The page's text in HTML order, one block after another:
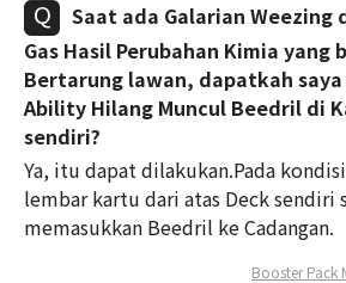
Saat ada Galarian Weezing
Gas Hasil Perubahan Kimia yang
Bertarung lawan, dapatkah
Ability Hilang Muncul Beedril di
sendiri?
Ya, itu dapat dilakukan.Pada
lembar kartu dari atas Deck sendiri
memasukkan Beedril ke Cadangan.
Booster Pack